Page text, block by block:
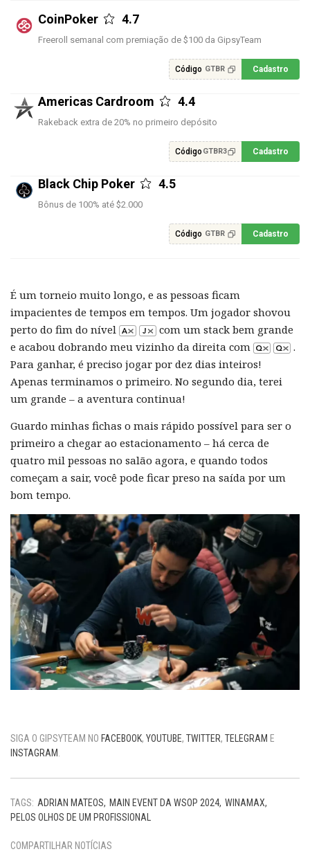
CoinPoker 4.7
Freeroll semanal com premiação de $100 da GipsyTeam
Código GTBR Cadastro
Americas Cardroom 4.4
Rakeback extra de 20% no primeiro depósito
Código GTBR3 Cadastro
Black Chip Poker 4.5
Bônus de 100% até $2.000
Código GTBR Cadastro
É um torneio muito longo, e as pessoas ficam
impacientes de tempos em tempos. Um jogador shovou
perto do fim do nível
com um stack bem grande
e acabou dobrando meu vizinho da direita com
.
Para ganhar, é preciso jogar por dez dias inteiros!
Apenas terminamos o primeiro. No segundo dia, terei
um grande – a aventura continua!
Guardo minhas fichas o mais rápido possível para ser o
primeiro a chegar ao estacionamento – há cerca de
quatro mil pessoas no salão agora, e quando todos
começam a sair, você pode ficar preso na saída por um
bom tempo.
SIGA O GIPSYTEAM NO FACEBOOK, YOUTUBE, TWITTER, TELEGRAM E
INSTAGRAM
TAGS: ADRIAN MATEOS MAIN EVENT DA WSOP 2024 WINAMAX
PELOS OLHOS DE UM PROFISSIONAL
COMPARTILHAR NOTÍCIAS